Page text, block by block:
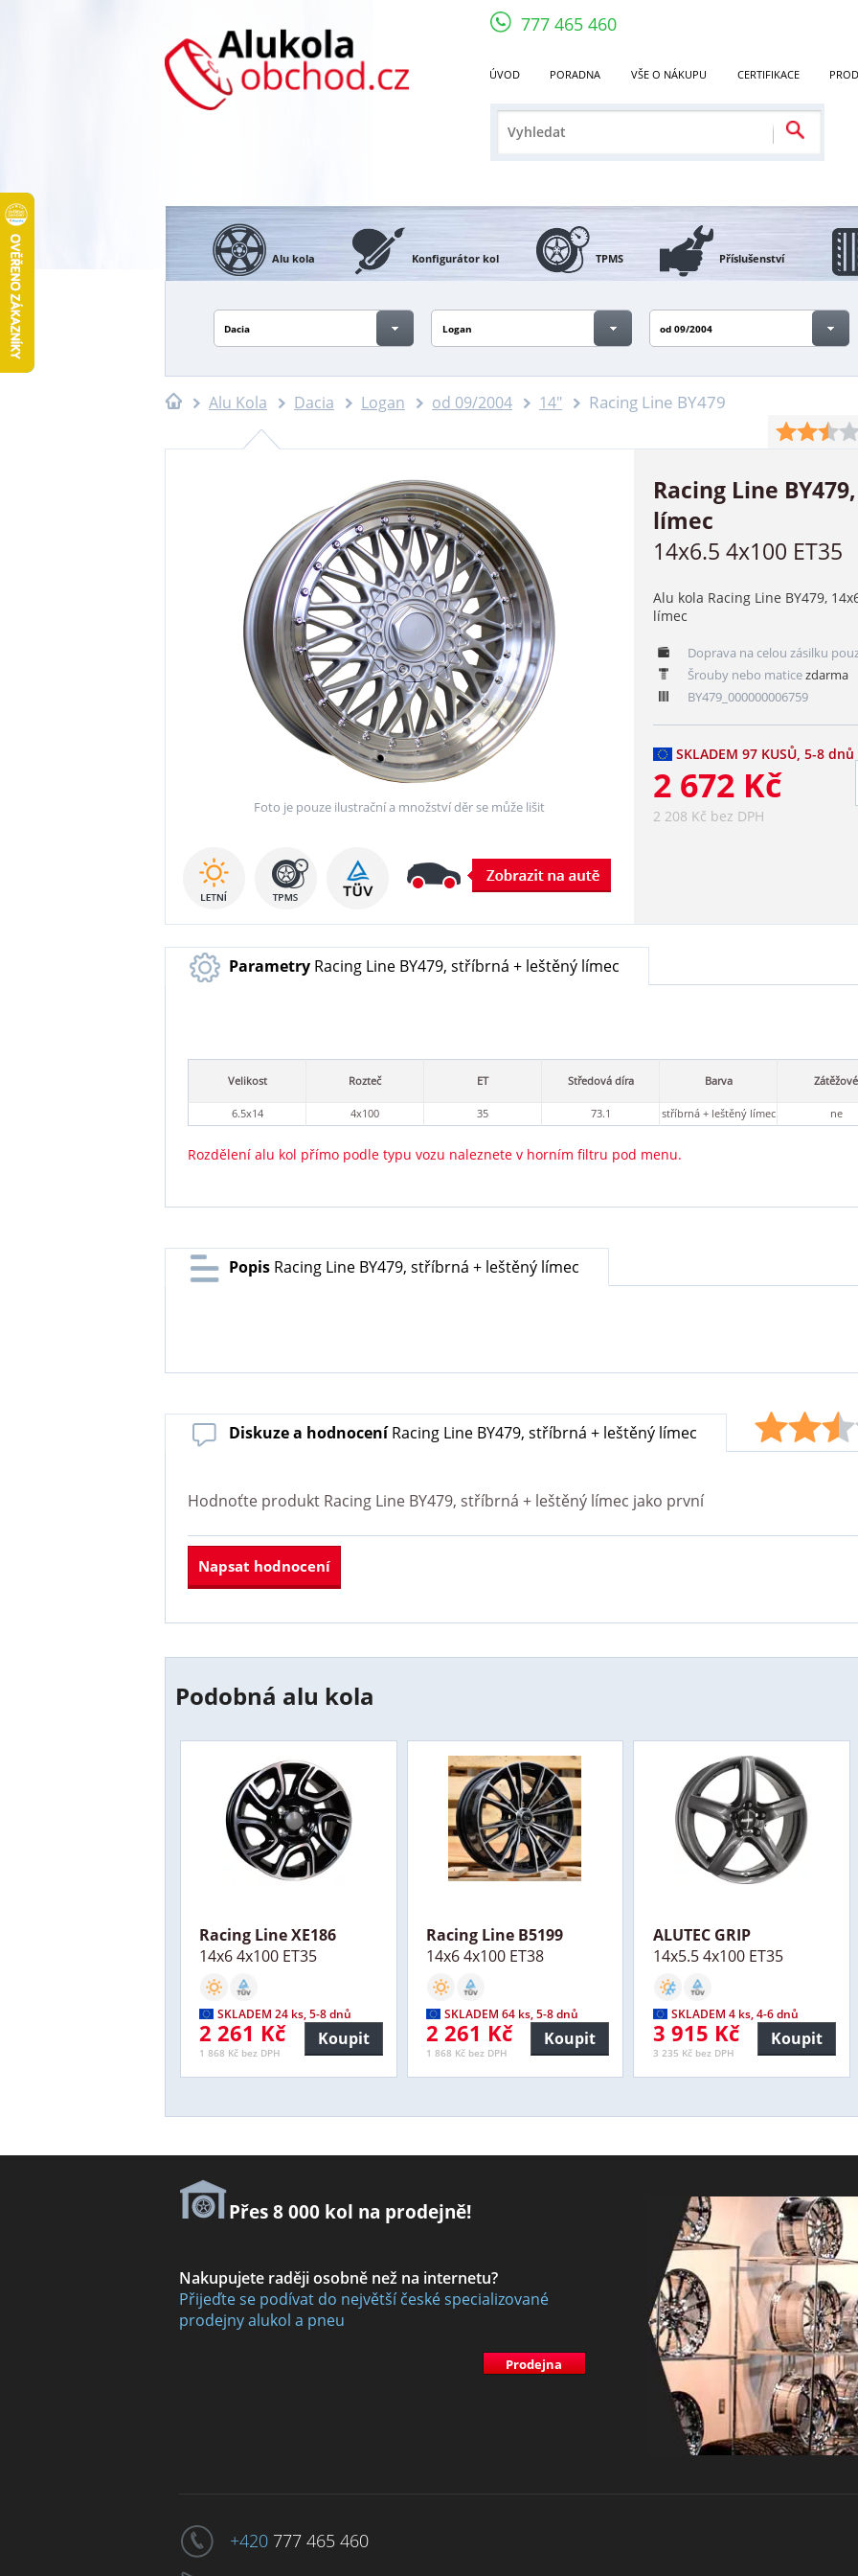
777 465 460
ÚVOD PORADNA VŠE O NÁKUPU CERTIFIKACE
Alu kola Konfigurátor kol TPMS Příslušenství
Dacia Logan od 09/2004
Alu Kola Dacia Logan od 09/2004 14" Racing Line BY479
Foto je pouze ilustrační a množství děr se může lišit
Racing Line
límec
14x6.5 4x100 ET35
Alu kola Racing Line BY479,
límec
Doprava na celou zásilku
Šrouby nebo maticezdarma
BY479_000000006759
SKLADEM 97 KUSŮ, 5-8 dnů
2 672 Kč
2 208 Kč bez DPH
Parametry Racing Line BY479, stříbrná + leštěný límec
Velikost Rozteč ET Středová díra Barva Zátěžové
6.5x14 4x100 35 73.1 stříbrná + leštěný límec ne
Rozdělení alu kol přímo podle typu vozu naleznete v horním filtru pod menu.
Popis Racing Line BY479, stříbrná + leštěný límec
Diskuze a hodnoceníRacing Line BY479, stříbrná + leštěný límec
Hodnoťte produkt Racing Line BY479, stříbrná + leštěný límec jako první
Napsat hodnocení
Podobná alu kola
Racing Line XE186
14x6 4x100 ET35
SKLADEM 24 ks, 5-8 dnů
2 261 Kč
1 868 Kč bez DPH
Koupit
Racing Line B5199
14x6 4x100 ET38
SKLADEM 64 ks, 5-8 dnů
2 261 Kč
1 868 Kč bez DPH
Koupit
ALUTEC GRIP
14x5.5 4x100 ET35
SKLADEM 4 ks, 4-6 dnů
3 915 Kč
3 235 Kč bez DPH
Koupit
Přes 8 000 kol na prodejně!
Nakupujete raději osobně než na internetu?
Přijeďte se podívat do největší české specializované
prodejny alukol a pneu
Prodejna
+420 777 465 460